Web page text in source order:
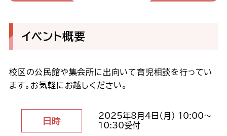
イベント概要
校区の公民館や集会所に出向いて育児相談を行ってい
ます。お気軽にお越しください。
日時
2025年8月4日（月） 10:00～
10:30受付